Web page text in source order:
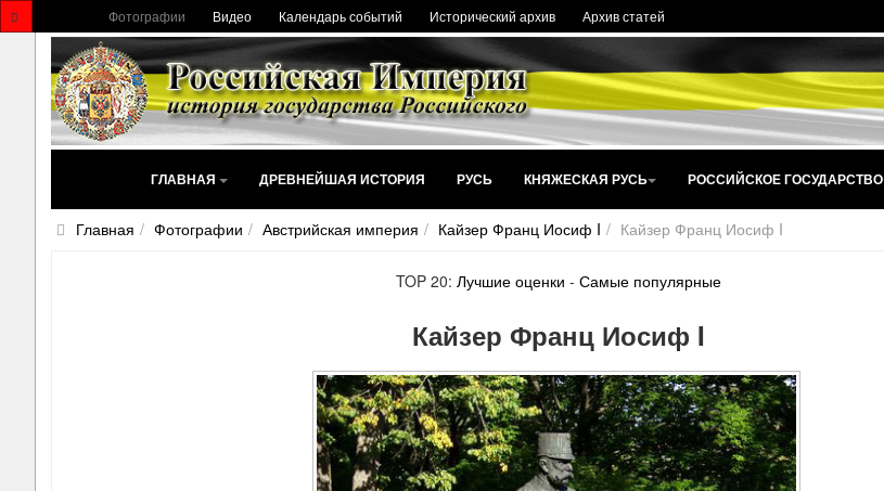
Фотографии Видео Календарь событий Исторический архив Архив статей
ГЛАВНАЯ ДРЕВНЕЙШАЯ ИСТОРИЯ РУСЬ КНЯЖЕСКАЯ РУСЬ РОССИЙСКОЕ ГОСУДАРСТВО
Главная Фотографии Австрийская империя Кайзер Франц Иосиф I Кайзер Франц Иосиф I
TOP 20:Лучшие оценки -Самые популярные
Кайзер Франц Иосиф I